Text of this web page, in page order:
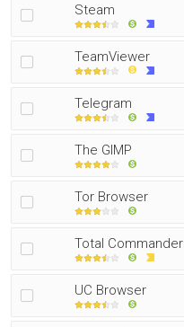
Steam
TeamViewer
Telegram
The GIMP
Tor Browser
Total Commander
UC Browser